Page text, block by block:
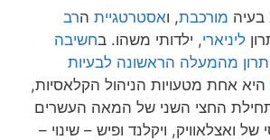
בעיה מורכבת, ואסטרטגיית הרב
ליניארי, ילדותי משהו. בחשיבה
מהמעלה הראשונה לבעיות
היא אחת מטעויות הניהול הקלאסיות,
החצי השני של המאה העשרים
ואצלאוויק, ויקלנד ופיש – שינוי –